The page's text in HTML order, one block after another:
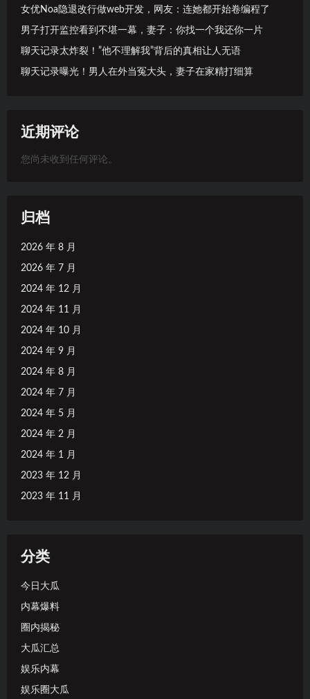
女优Noa隐退改行做web开发，网友：连她都开始卷编程了
男子打开监控看到不堪一幕，妻子：你找一个我还你一片
聊天记录太炸裂！”他不理解我”背后的真相让人无语
聊天记录曝光！男人在外当冤大头，妻子在家精打细算
近期评论
您尚未收到任何评论。
归档
2026 年 8 月
2026 年 7 月
2024 年 12 月
2024 年 11 月
2024 年 10 月
2024 年 9 月
2024 年 8 月
2024 年 7 月
2024 年 5 月
2024 年 2 月
2024 年 1 月
2023 年 12 月
2023 年 11 月
分类
今日大瓜
内幕爆料
圈内揭秘
大瓜汇总
娱乐内幕
娱乐圈大瓜